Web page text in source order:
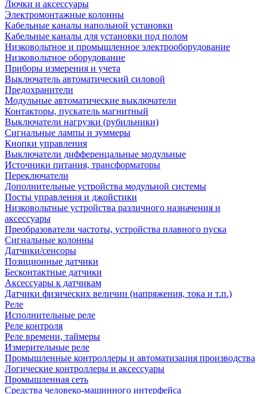
Лючки и аксессуары
Электромонтажные колонны
Кабельные каналы напольной установки
Кабельные каналы для установки под полом
Низковольтное и промышленное электрооборудование
Низковольтное оборудование
Приборы измерения и учета
Выключатель автоматический силовой
Предохранители
Модульные автоматические выключатели
Контакторы, пускатель магнитный
Выключатели нагрузки (рубильники)
Сигнальные лампы и зуммеры
Кнопки управления
Выключатели дифференцальные модульные
Источники питания, трансформаторы
Переключатели
Дополнительные устройства модульной системы
Посты управления и джойстики
Низковольтные устройства различного назначения и
аксессуары
Преобразователи частоты, устройства плавного пуска
Сигнальные колонны
Датчики/сенсоры
Позиционные датчики
Бесконтактные датчики
Аксессуары к датчикам
Датчики физических величин (напряжения, тока и т.п.)
Реле
Исполнительные реле
Реле контроля
Реле времени, таймеры
Измерительные реле
Промышленные контроллеры и автоматизация производства
Логические контроллеры и аксессуары
Промышленная сеть
Средства человеко-машинного интерфейса